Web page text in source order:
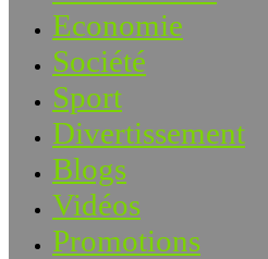
Economie
Société
Sport
Divertissement
Blogs
Vidéos
Promotions